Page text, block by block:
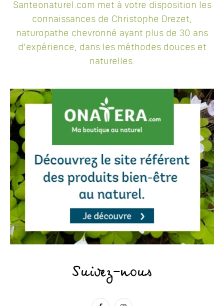
Santeonaturel.com met à votre disposition les
connaissances de Christophe Drezet,
naturopathe chevronné ayant plus de 30 ans
d'expérience, dans les méthodes douces et
naturelles.
Suivez-nous